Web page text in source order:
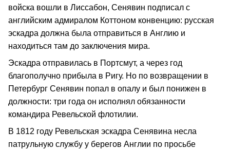
войска вошли в Лиссабон, Сенявин подписал с
английским адмиралом Коттоном конвенцию: русская
эскадра должна была отправиться в Англию и
находиться там до заключения мира.
Эскадра отправилась в Портсмут, а через год
благополучно прибыла в Ригу. Но по возвращении в
Петербург Сенявин попал в опалу и был понижен в
должности: три года он исполнял обязанности
командира Ревельской флотилии.
В 1812 году Ревельская эскадра Сенявина несла
патрульную службу у берегов Англии по просьбе